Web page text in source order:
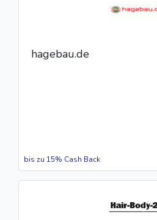
hagebau.de
bis zu 15% Cash Back